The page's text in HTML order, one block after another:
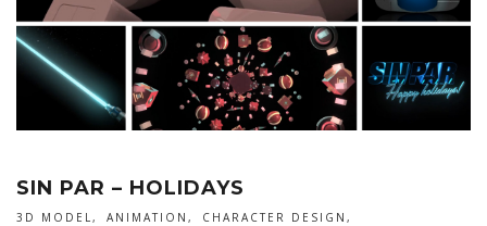
SIN PAR – HOLIDAYS
3D MODEL ANIMATION
CHARACTER DESIGN